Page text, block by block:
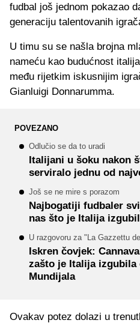
fudbal još jednom pokazao
generaciju talentovanih
U timu su se našla brojna
nameću kao budućnost
među rijetkim iskusnijim
Gianluigi Donnarumma.
POVEZANO
Odlučio se da to uradi
Italijani u šoku nakon
serviralo jednu od
Još se ne mire s porazom
Najbogatiji fudbaler
nas što je Italija
U razgovoru za "La Gazzettu
Iskren čovjek:
zašto je Italija izgubila
Mundijala
Ovakav potez dolazi u